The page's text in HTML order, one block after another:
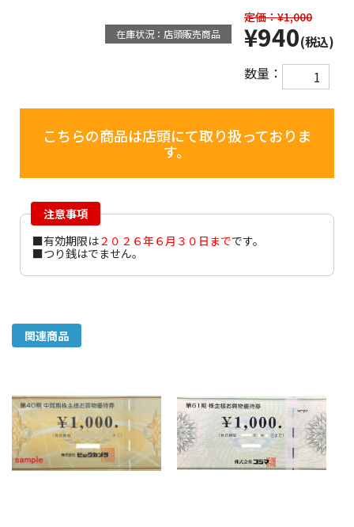
在庫状況：店頭販売商品
定価：¥1,000
¥940(税込)
数量：
こちらの商品は店頭にて取り扱っておりま
す。
注意事項
■有効期限は２０２６年６月３０日までです。
■つり銭はでません。
関連商品